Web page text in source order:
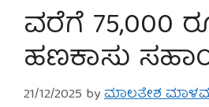
ವರೆಗೆ 75,000
ಹಣಕಾಸು
21/12/2025 byಮಾಲತೇಶ